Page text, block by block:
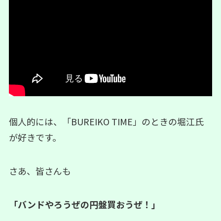
個人的には、「BUREIKO TIME」のときの堀江氏
が好きです。
さあ、皆さんも
「バンドやろうぜの円盤買おうぜ！」